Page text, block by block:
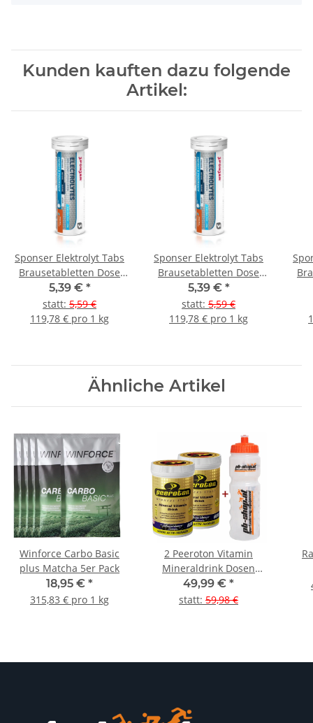
Kunden kauften dazu folgende
Artikel:
Sponser Elektrolyt Tabs
Brausetabletten Dose
Lemon
5,39 € *
statt: 5,59 €
119,78 € pro 1 kg
Sponser Elektrolyt Tabs
Brausetabletten Dose
Fruit mix
5,39 € *
statt: 5,59 €
119,78 € pro 1 kg
Ähnliche Artikel
Winforce Carbo Basic
plus Matcha 5er Pack
18,95 € *
315,83 € pro 1 kg
2 Peeroton Vitamin
Mineraldrink Dosen
incl.1x 0,75lt
Trinkflasche
49,99 € *
statt: 59,98 €